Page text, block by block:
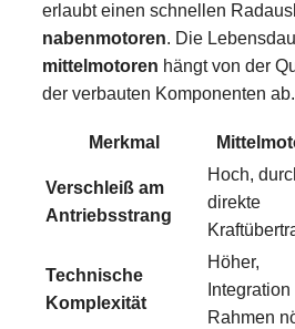
erlaubt einen schnellen
nabenmotoren. Die
mittelmotoren hängt von der
der verbauten Komponenten ab.
Merkmal
Verschleiß am
Antriebsstrang
Hoch,
direkte
Technische
Komplexität
Höher,
Integration
Rahmen